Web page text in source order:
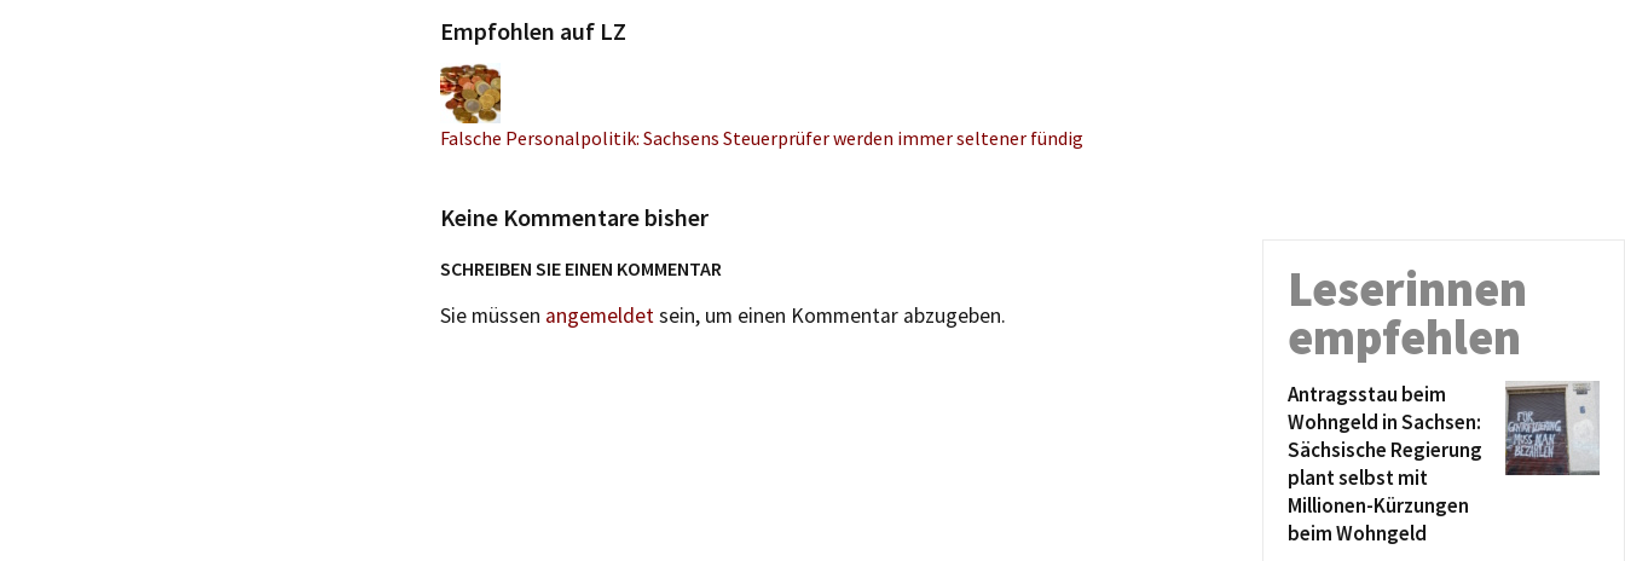
Empfohlen auf LZ
Falsche Personalpolitik: Sachsens Steuerprüfer werden immer seltener fündig
Keine Kommentare bisher
SCHREIBEN SIE EINEN KOMMENTAR
Sie müssen angemeldetsein, um einen Kommentar abzugeben.
Leserinnen
empfehlen
Antragsstau beim
Wohngeld in Sachsen:
Sächsische Regierung
plant selbst mit
Millionen-Kürzungen
beim Wohngeld